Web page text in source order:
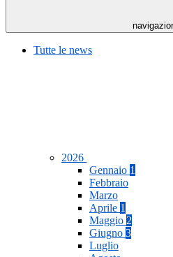
Tutte le news
2026
Gennaio 1
Febbraio
Marzo
Aprile 1
Maggio 2
Giugno 3
Luglio